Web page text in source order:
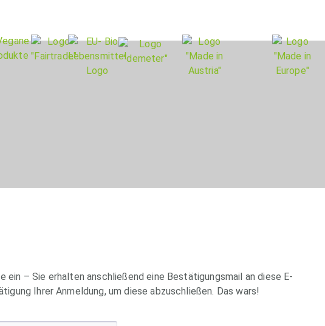
– Sie erhalten anschließend eine Bestätigungsmail an diese E-
Ihrer Anmeldung, um diese abzuschließen. Das wars!